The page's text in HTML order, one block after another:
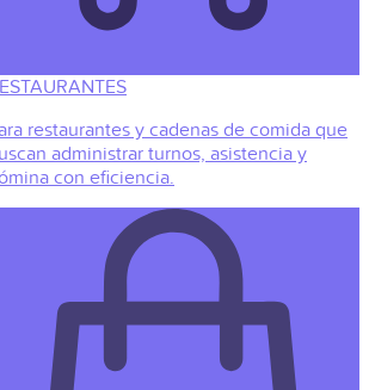
restaurantes y cadenas de comida que
administrar turnos, asistencia y
con eficiencia.